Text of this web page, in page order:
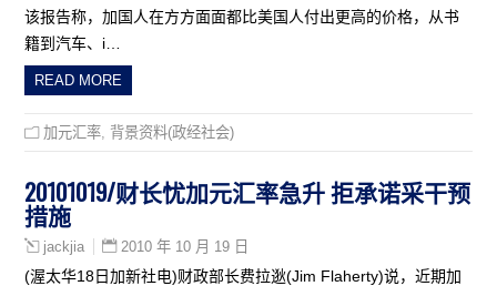
该报告称，加国人在方方面面都比美国人付出更高的价格，从书
籍到汽车、i…
READ MORE
加元汇率 背景资料(政经社会)
20101019/财长忧加元汇率急升 拒承诺采干预
措施
jackjia 2010 年 10 月 19 日
(渥太华18日加新社电)财政部长费拉逖(Jim Flaherty)说，近期加